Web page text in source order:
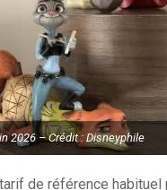
2026 – Crédit : Disneyphile
de référence habituel